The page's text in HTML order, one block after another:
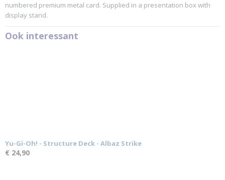
numbered premium metal card. Supplied in a presentation box with
display stand.
Ook interessant
Yu-Gi-Oh! - Structure Deck - Albaz Strike
€ 24,90